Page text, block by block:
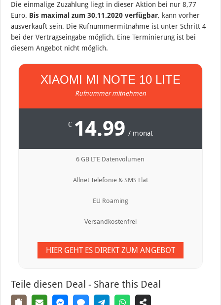
Die einmalige Zuzahlung liegt in dieser Aktion bei nur 8,77
Euro. Bis maximal zum 30.11.2020 verfügbar, kann vorher
ausverkauft sein. Die Rufnummermitnahme ist unter Schritt 4
bei der Vertragseingabe möglich. Eine Terminierung ist bei
diesem Angebot nicht möglich.
XIAOMI MI NOTE 10 LITE
Rufnummer mitnehmen
€ 14.99 / monat
6 GB LTE Datenvolumen
Allnet Telefonie & SMS Flat
EU Roaming
Versandkostenfrei
HIER GEHT ES DIREKT ZUM ANGEBOT
Teile diesen Deal - Share this Deal